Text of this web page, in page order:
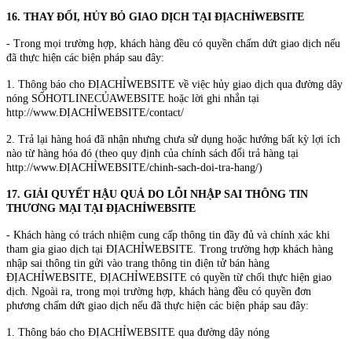
16. THAY ĐỔI, HỦY BỎ GIAO DỊCH TẠI ĐỊACHỈWEBSITE
- Trong mọi trường hợp, khách hàng đều có quyền chấm dứt giao dịch nếu
đã thực hiện các biện pháp sau đây:
1. Thông báo cho ĐỊACHỈWEBSITE về việc hủy giao dịch qua đường dây
nóng SỐHOTLINECỦAWEBSITE hoặc lời ghi nhắn tại
http://www.ĐỊACHỈWEBSITE/contact/
2. Trả lại hàng hoá đã nhận nhưng chưa sử dụng hoặc hưởng bất kỳ lợi ích
nào từ hàng hóa đó (theo quy định của chính sách đổi trả hàng tại
http://www.ĐỊACHỈWEBSITE/chinh-sach-doi-tra-hang/)
17. GIẢI QUYẾT HẬU QUẢ DO LỖI NHẬP SAI THÔNG TIN
THƯƠNG MẠI TẠI ĐỊACHỈWEBSITE
- Khách hàng có trách nhiệm cung cấp thông tin đầy đủ và chính xác khi
tham gia giao dịch tại ĐỊACHỈWEBSITE. Trong trường hợp khách hàng
nhập sai thông tin gửi vào trang thông tin điện tử bán hàng
ĐỊACHỈWEBSITE, ĐỊACHỈWEBSITE có quyền từ chối thực hiện giao
dịch. Ngoài ra, trong mọi trường hợp, khách hàng đều có quyền đơn
phương chấm dứt giao dịch nếu đã thực hiện các biện pháp sau đây:
1. Thông báo cho ĐỊACHỈWEBSITE qua đường dây nóng